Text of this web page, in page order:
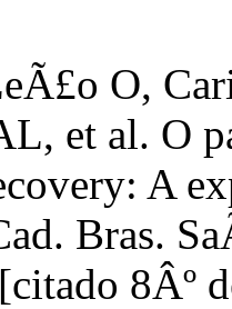
O,
et al. O
A
Bras.
8Âº